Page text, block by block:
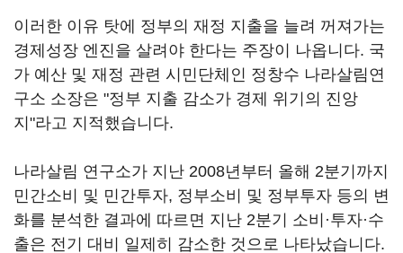
이러한 이유 탓에 정부의 재정 지출을 늘려 꺼져가는
경제성장 엔진을 살려야 한다는 주장이 나옵니다. 국
가 예산 및 재정 관련 시민단체인 정창수 나라살림연
구소 소장은 "정부 지출 감소가 경제 위기의 진앙
지"라고 지적했습니다.
나라살림 연구소가 지난 2008년부터 올해 2분기까지
민간소비 및 민간투자, 정부소비 및 정부투자 등의 변
화를 분석한 결과에 따르면 지난 2분기 소비·투자·수
출은 전기 대비 일제히 감소한 것으로 나타났습니다.